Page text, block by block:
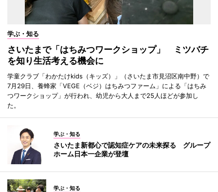
学ぶ・知る
さいたまで「はちみつワークショップ」 ミツバチ
を知り生活考える機会に
学童クラブ「わかたけkids（キッズ）」（さいたま市見沼区南中野）で
7月29日、養蜂家「VEGE（ベジ）はちみつファーム」による「はちみ
つワークショップ」が行われ、幼児から大人まで25人ほどが参加し
た。
学ぶ・知る
さいたま新都心で認知症ケアの未来探る グループ
ホーム日本一企業が登壇
学ぶ・知る